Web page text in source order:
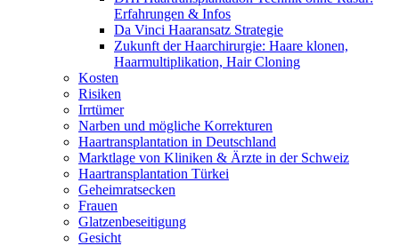
Erfahrungen & Infos
Da Vinci Haaransatz Strategie
Zukunft der Haarchirurgie: Haare klonen,
Haarmultiplikation, Hair Cloning
Kosten
Risiken
Irrtümer
Narben und mögliche Korrekturen
Haartransplantation in Deutschland
Marktlage von Kliniken & Ärzte in der Schweiz
Haartransplantation Türkei
Geheimratsecken
Frauen
Glatzenbeseitigung
Gesicht